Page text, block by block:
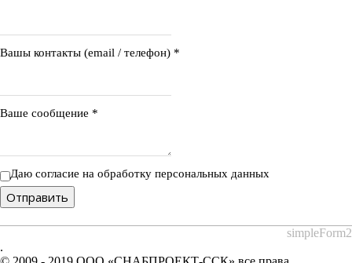
Вашы контакты (email / телефон) *
Ваше сообщение *
Даю согласие на обработку персональных данных
Отправить
simpleForm2
.